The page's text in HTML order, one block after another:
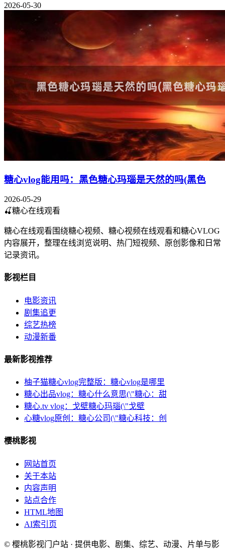
2026-05-30
糖心vlog能用吗：黑色糖心玛瑙是天然的吗(黑色
2026-05-29
🍒糖心在线观看
糖心在线观看围绕糖心视频、糖心视频在线观看和糖心VLOG
内容展开，整理在线浏览说明、热门短视频、原创影像和日常
记录资讯。
影视栏目
电影资讯
剧集追更
综艺热榜
动漫新番
最新影视推荐
柚子猫糖心vlog完整版：糖心vlog是哪里
糖心出品vlog：糖心什么意思(\"糖心：甜
糖心.tv vlog：戈壁糖心玛瑙(\"戈壁
心糖vlog原创：糖心公司(\"糖心科技：创
樱桃影视
网站首页
关于本站
内容声明
站点合作
HTML地图
AI索引页
© 樱桃影视门户站 · 提供电影、剧集、综艺、动漫、片单与影